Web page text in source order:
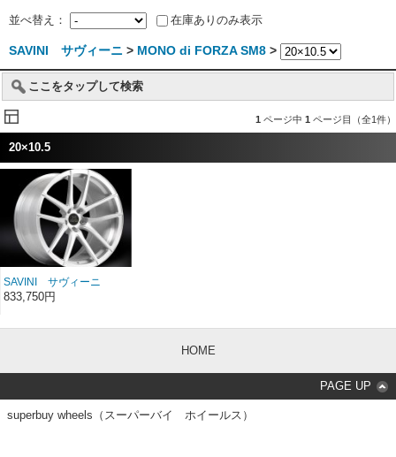
並べ替え： 在庫ありのみ表示
SAVINI サヴィーニ > MONO di FORZA SM8 >
ここをタップして検索
1 ページ中 1 ページ目（全1件）
20×10.5
SAVINI サヴィーニ
MONO di FORZA モノ デ
833,750円
HOME
PAGE UP
superbuy wheels（スーパーバイ ホイールス）